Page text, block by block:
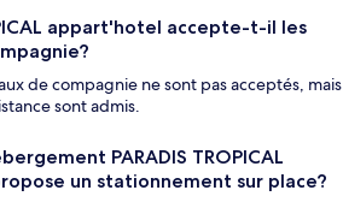
appart'hotel accepte-t-il les
de compagnie ne sont pas acceptés, mais
sont admis.
PARADIS TROPICAL
un stationnement sur place?